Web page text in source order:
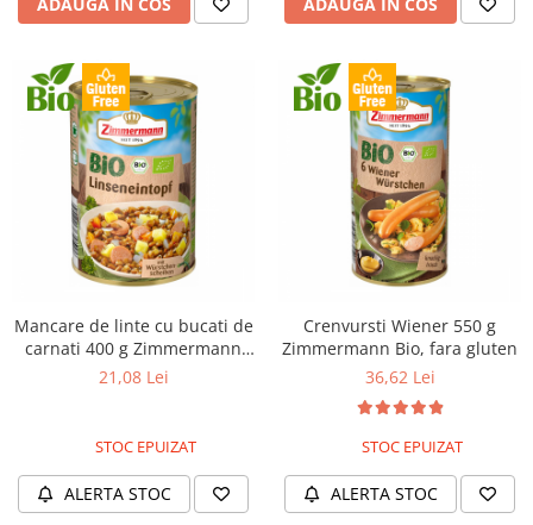
Mancare de linte cu bucati de
carnati 400 g Zimmermann
Bio
21,08 Lei
STOC EPUIZAT
ALERTA STOC
Crenvursti Wiener 550 g
Zimmermann Bio, fara gluten
36,62 Lei
STOC EPUIZAT
ALERTA STOC